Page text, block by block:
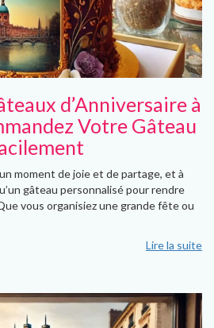
d’Anniversaire à
Votre Gâteau
moment de joie et de partage, et à
gâteau personnalisé pour rendre
vous organisiez une grande fête ou
Lire la suite